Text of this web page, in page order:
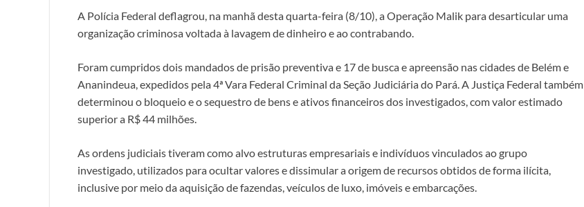
A Polícia Federal deflagrou, na manhã desta quarta-feira (8/10), a Operação Malik para desarticular uma
organização criminosa voltada à lavagem de dinheiro e ao contrabando.
Foram cumpridos dois mandados de prisão preventiva e 17 de busca e apreensão nas cidades de Belém e
Ananindeua, expedidos pela 4ª Vara Federal Criminal da Seção Judiciária do Pará. A Justiça Federal também
determinou o bloqueio e o sequestro de bens e ativos financeiros dos investigados, com valor estimado
superior a R$ 44 milhões.
As ordens judiciais tiveram como alvo estruturas empresariais e indivíduos vinculados ao grupo
investigado, utilizados para ocultar valores e dissimular a origem de recursos obtidos de forma ilícita,
inclusive por meio da aquisição de fazendas, veículos de luxo, imóveis e embarcações.